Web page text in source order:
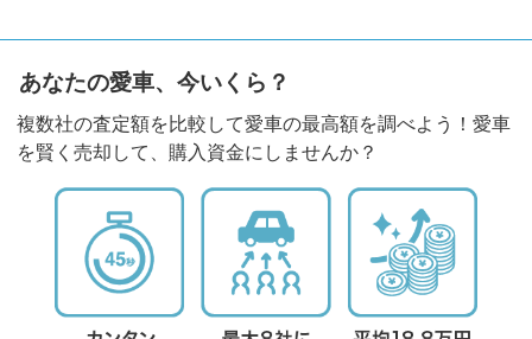
あなたの愛車、今いくら？
複数社の査定額を比較して愛車の最高額を調べよう！愛車
を賢く売却して、購入資金にしませんか？